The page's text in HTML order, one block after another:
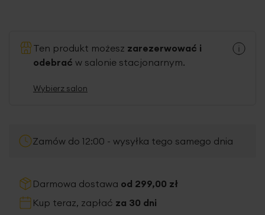
Ten produkt możesz zarezerwować i
odebrać w salonie stacjonarnym.
Wybierz salon
Zamów do 12:00 - wysyłka tego samego dnia
Darmowa dostawa od 299,00 zł
Kup teraz, zapłać za 30 dni